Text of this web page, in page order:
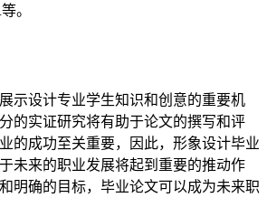
。
示设计专业学生知识和创意的重要机
的实证研究将有助于论文的撰写和评
的成功至关重要，因此，形象设计毕业
未来的职业发展将起到重要的推动作
明确的目标，毕业论文可以成为未来职